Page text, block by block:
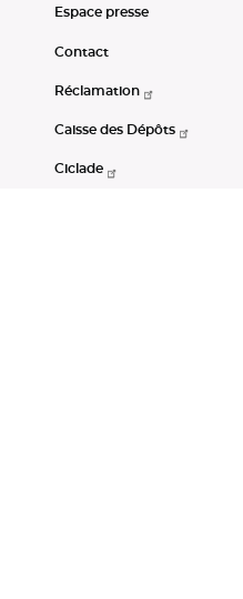
Espace presse
Contact
Réclamation
Caisse des Dépôts
Ciclade